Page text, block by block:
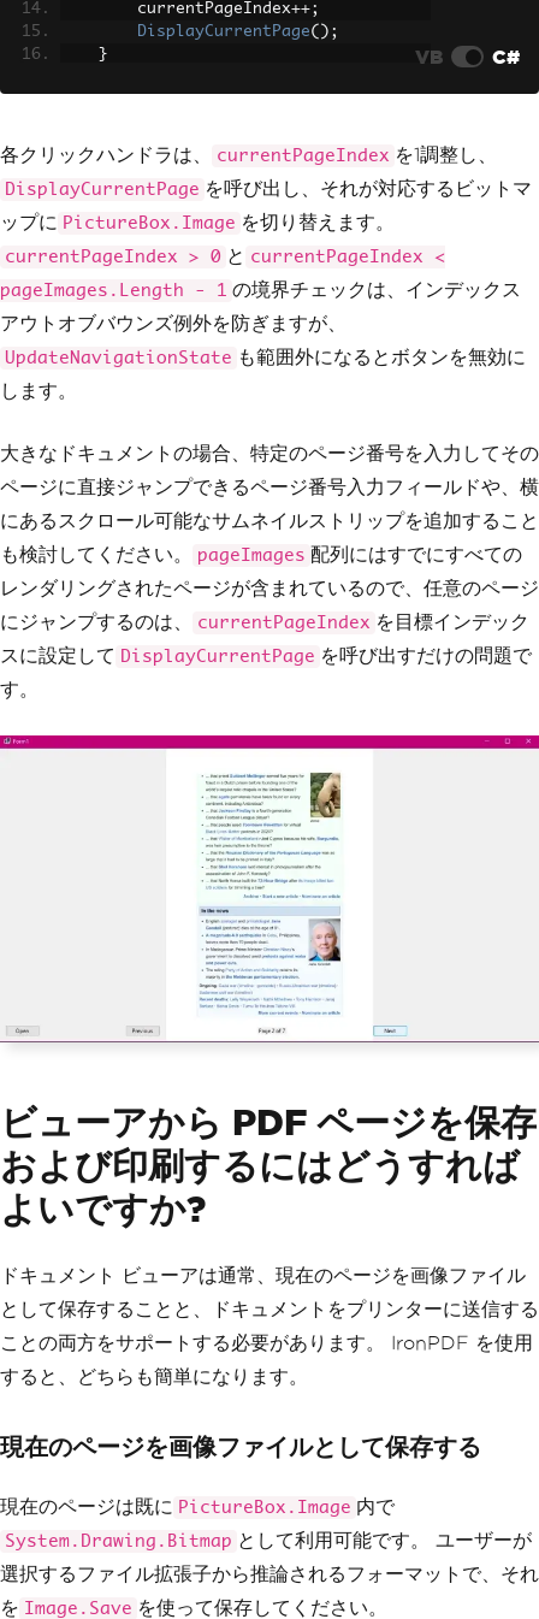
        currentPageIndex
++;
DisplayCurrentPage();
}
VB C#
各クリックハンドラは、 currentPageIndex を1調整し、
DisplayCurrentPage を呼び出し、それが対応するビットマ
ップに PictureBox.Image を切り替えます。
currentPageIndex > 0 と currentPageIndex <
pageImages.Length - 1 の境界チェックは、インデックス
アウトオブバウンズ例外を防ぎますが、
UpdateNavigationState も範囲外になるとボタンを無効に
します。
大きなドキュメントの場合、特定のページ番号を入力してその
ページに直接ジャンプできるページ番号入力フィールドや、横
にあるスクロール可能なサムネイルストリップを追加すること
も検討してください。
pageImages 配列にはすでにすべての
レンダリングされたページが含まれているので、任意のページ
にジャンプするのは、
currentPageIndex を目標インデック
スに設定して
DisplayCurrentPage を呼び出すだけの問題で
す。
ビューアから PDF ページを保存
および印刷するにはどうすれば
よいですか?
ドキュメント ビューアは通常、現在のページを画像ファイル
として保存することと、ドキュメントをプリンターに送信する
ことの両方をサポートする必要があります。 IronPDF を使用
すると、どちらも簡単になります。
現在のページを画像ファイルとして保存する
現在のページは既に PictureBox.Image 内で
System.Drawing.Bitmap として利用可能です。 ユーザーが
選択するファイル拡張子から推論されるフォーマットで、それ
を Image.Save を使って保存してください。